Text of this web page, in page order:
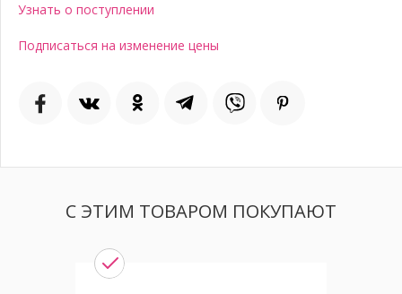
Узнать о поступлении
Подписаться на изменение цены
С ЭТИМ ТОВАРОМ ПОКУПАЮТ